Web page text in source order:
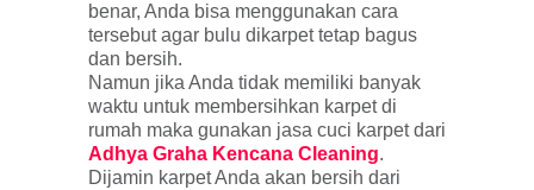
benar, Anda bisa menggunakan cara
tersebut agar bulu dikarpet tetap bagus
dan bersih.
Namun jika Anda tidak memiliki banyak
waktu untuk membersihkan karpet di
rumah maka gunakan jasa cuci karpet dari
Adhya Graha Kencana Cleaning.
Dijamin karpet Anda akan bersih dari